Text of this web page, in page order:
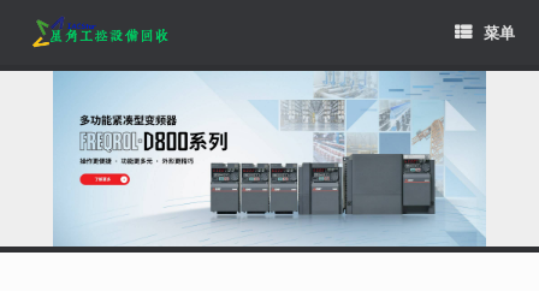
content
菜单